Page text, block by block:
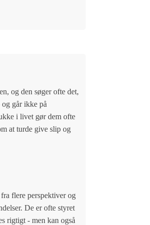
og den søger ofte det,
går ikke på
i livet gør dem ofte
at turde give slip og
flere perspektiver og
De er ofte styret
rigtigt - men kan også